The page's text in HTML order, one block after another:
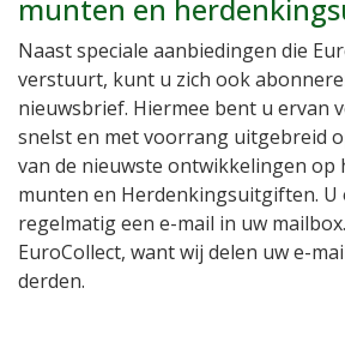
munten en
Naast speciale aanbiedingen die
verstuurt, kunt u zich ook
nieuwsbrief. Hiermee bent u ervan
snelst en met voorrang uitgebreid
van de nieuwste ontwikkelingen op
munten en Herdenkingsuitgiften. U
regelmatig een e-mail in uw
EuroCollect, want wij delen uw e-
derden.